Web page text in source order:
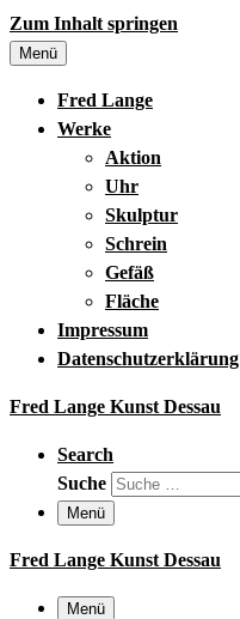
Zum Inhalt springen
Menü
Fred Lange
Werke
Aktion
Uhr
Skulptur
Schrein
Gefäß
Fläche
Impressum
Datenschutzerklärung
Fred Lange Kunst Dessau
Search
Suche
Menü
Fred Lange Kunst Dessau
Menü